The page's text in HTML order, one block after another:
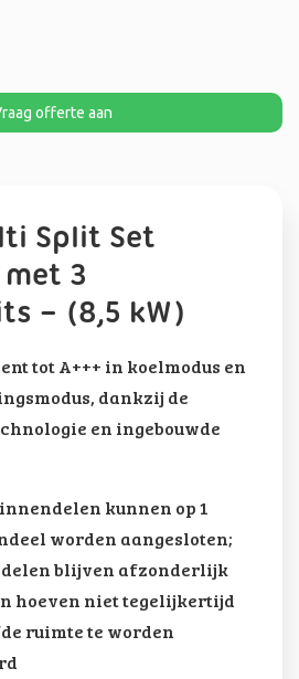
offerte aan
Split Set
met 3
– (8,5 kW)
tot A+++ in koelmodus en
dankzij de
en ingebouwde
kunnen op 1
worden aangesloten;
blijven afzonderlijk
hoeven niet tegelijkertijd
ruimte te worden